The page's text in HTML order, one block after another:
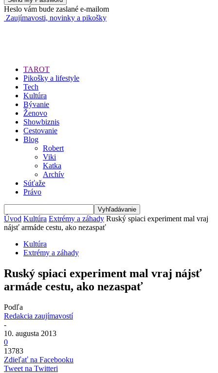
Heslo vám bude zaslané e-mailom
Zaujímavosti, novinky a pikošky
TAROT
Pikošky a lifestyle
Tech
Kultúra
Bývanie
Ženovo
Showbiznis
Cestovanie
Blog
Robert
Viki
Katka
Archív
Súťaže
Právo
Úvod Kultúra Extrémy a záhady Ruský spiaci experiment mal vraj
nájsť armáde cestu, ako nezaspať
Kultúra
Extrémy a záhady
Ruský spiaci experiment mal vraj nájsť
armáde cestu, ako nezaspať
Podľa
Redakcia zaujímavostí
-
10. augusta 2013
0
13783
Zdieľať na Facebooku
Tweet na Twitteri